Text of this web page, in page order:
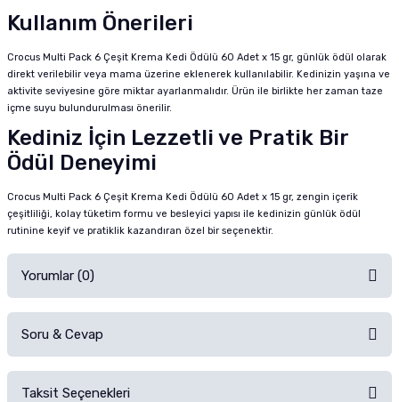
Kullanım Önerileri
Crocus Multi Pack 6 Çeşit Krema Kedi Ödülü 60 Adet x 15 gr, günlük ödül olarak
direkt verilebilir veya mama üzerine eklenerek kullanılabilir. Kedinizin yaşına ve
aktivite seviyesine göre miktar ayarlanmalıdır. Ürün ile birlikte her zaman taze
içme suyu bulundurulması önerilir.
Kediniz İçin Lezzetli ve Pratik Bir
Ödül Deneyimi
Crocus Multi Pack 6 Çeşit Krema Kedi Ödülü 60 Adet x 15 gr, zengin içerik
çeşitliliği, kolay tüketim formu ve besleyici yapısı ile kedinizin günlük ödül
rutinine keyif ve pratiklik kazandıran özel bir seçenektir.
Yorumlar (0)
Soru & Cevap
Taksit Seçenekleri